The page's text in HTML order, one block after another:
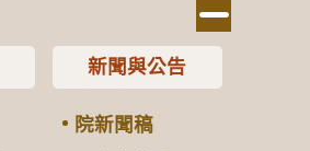
新聞與公告
院新聞稿